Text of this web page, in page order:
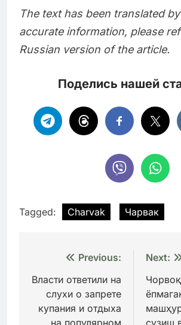
The text has been translated
accurate information, please
Russian version of the article.
Поделись нашей
Tagged: Charvak Чарвак
Навигация
по
записям
Previous:
Власти ответили на
слухи о запрете
купания и отдыха
на популярном
Next:
сузиш